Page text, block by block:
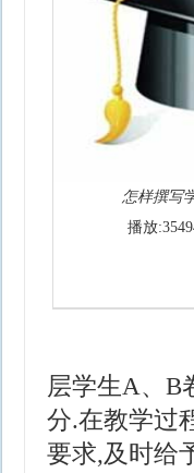
怎样撰写
播放
层学生A、B
分.在教学过
要求,及时给